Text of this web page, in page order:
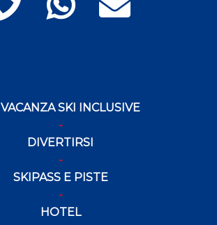
VACANZA SKI INCLUSIVE
DIVERTIRSI
SKIPASS E PISTE
HOTEL